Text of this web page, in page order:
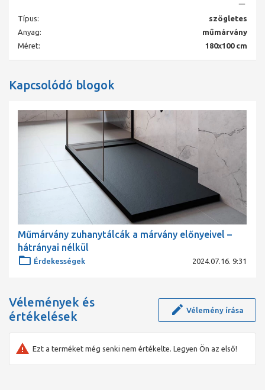
Típus:
szögletes
Anyag:
műmárvány
Méret:
180x100 cm
Kapcsolódó blogok
Műmárvány zuhanytálcák a márvány előnyeivel –
hátrányai nélkül
Érdekességek 2024.07.16. 9:31
Vélemények és
értékelések
Vélemény írása
Ezt a terméket még senki nem értékelte. Legyen Ön az első!